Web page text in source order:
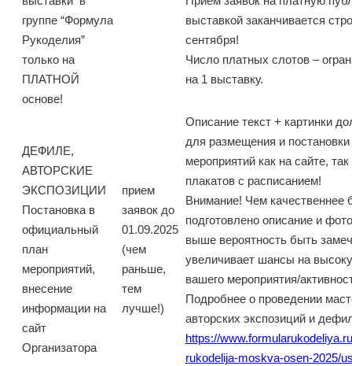
группе “Формула
Рукоделия”
только на
ПЛАТНОЙ
основе!
выставкой заканчивается
сентября!
Число платных слотов –
на 1 выставку.
ДЕФИЛЕ,
АВТОРСКИЕ
ЭКСПОЗИЦИИ
Постановка в
официальный
план
мероприятий,
внесение
информации на
сайт
Организатора
прием
заявок до
01.09.2025
(чем
раньше,
тем
лучше!)
Описание текст + картинки
для размещения и
мероприятий как на сайте,
плакатов с расписанием!
Внимание! Чем качественнее
подготовлено описание и
выше вероятность быть
увеличивает шансы на
вашего мероприятия/
Подробнее о проведении
авторских экспозиций и
https://
rukodelija-moskva-osen-2025/